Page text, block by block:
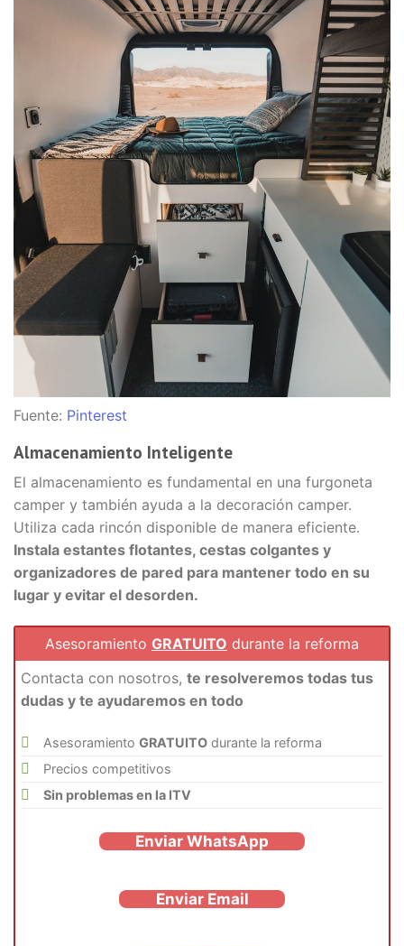
Fuente: Pinterest
Almacenamiento Inteligente
El almacenamiento es fundamental en una furgoneta
camper y también ayuda a la decoración camper.
Utiliza cada rincón disponible de manera eficiente.
Instala estantes flotantes, cestas colgantes y
organizadores de pared para mantener todo en su
lugar y evitar el desorden.
Asesoramiento GRATUITO durante la reforma
Contacta con nosotros,te resolveremos todas tus
dudas y te ayudaremos en todo
AsesoramientoGRATUITO durante la reforma
Precios competitivos
Sin problemas en la ITV
Enviar WhatsApp
Enviar Email